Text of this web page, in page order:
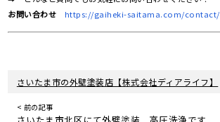
お問い合わせ
https://gaiheki-saitama.com/contact/
さいたま市の外壁塗装店【株式会社ディアライフ】
< 前の記事
さいたま市北区にて外壁塗装 高圧洗浄です